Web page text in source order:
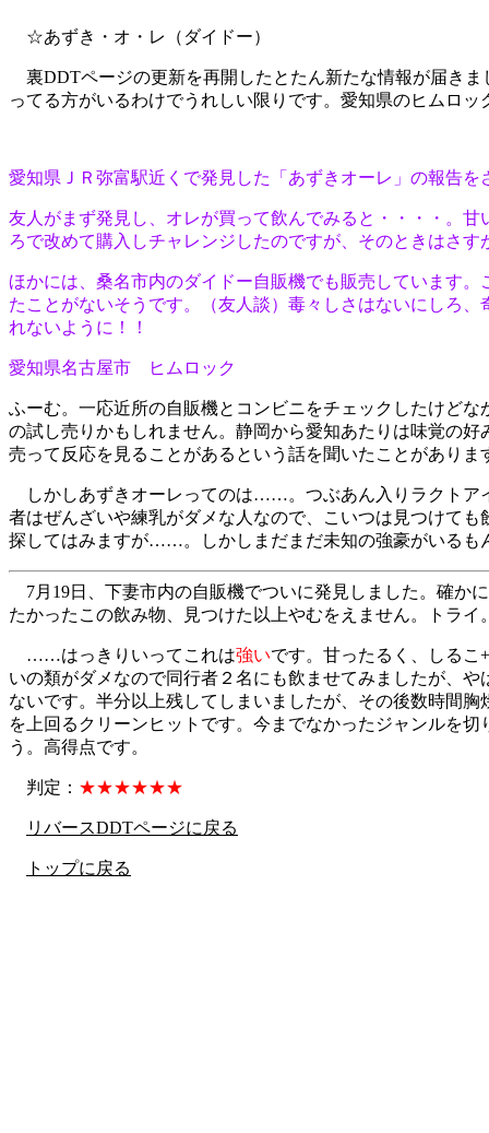
☆あずき・オ・レ（ダイドー）
裏DDTページの更新を再開したとたん新たな情報が届き
ってる方がいるわけでうれしい限りです。愛知県のヒムロッ
愛知県ＪＲ弥富駅近くで発見した「あずきオーレ」の報告を
友人がまず発見し、オレが買って飲んでみると・・・・。
ろで改めて購入しチャレンジしたのですが、そのときはさ
ほかには、桑名市内のダイドー自販機でも販売しています
たことがないそうです。（友人談）毒々しさはないにしろ
れないように！！
愛知県名古屋市 ヒムロック
ふーむ。一応近所の自販機とコンビニをチェックしたけど
の試し売りかもしれません。静岡から愛知あたりは味覚の
売って反応を見ることがあるという話を聞いたことがありま
しかしあずきオーレってのは……。つぶあん入りラクトア
者はぜんざいや練乳がダメな人なので、こいつは見つけて
探してはみますが……。しかしまだまだ未知の強豪がいるも
7月19日、下妻市内の自販機でついに発見しました。確か
たかったこの飲み物、見つけた以上やむをえません。トライ
……はっきりいってこれは強いです。甘ったるく、しるこ
いの類がダメなので同行者２名にも飲ませてみましたが、
ないです。半分以上残してしまいましたが、その後数時間
を上回るクリーンヒットです。今までなかったジャンルを
う。高得点です。
判定： ★★★★★★
リバースDDTページに戻る
トップに戻る